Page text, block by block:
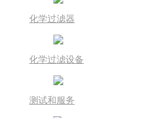
化学过滤器
化学过滤设备
测试和服务